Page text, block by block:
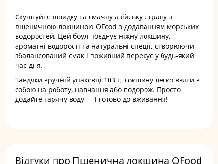
Скуштуйте швидку та смачну азійську страву з
пшеничною локшиною OFood з додаванням морських
водоростей. Цей боул поєднує ніжну локшину,
ароматні водорості та натуральні спеції, створюючи
збалансований смак і поживний перекус у будь-який
час дня.
Завдяки зручній упаковці 103 г, локшину легко взяти з
собою на роботу, навчання або подорож. Просто
додайте гарячу воду — і готово до вживання!
Відгуки про Пшенична локшина OFood